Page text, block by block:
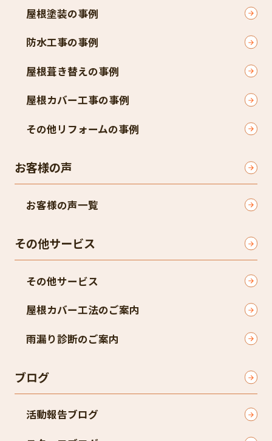
屋根塗装の事例
防水工事の事例
屋根葺き替えの事例
屋根カバー工事の事例
その他リフォームの事例
お客様の声
お客様の声一覧
その他サービス
その他サービス
屋根カバー工法のご案内
雨漏り診断のご案内
ブログ
活動報告ブログ